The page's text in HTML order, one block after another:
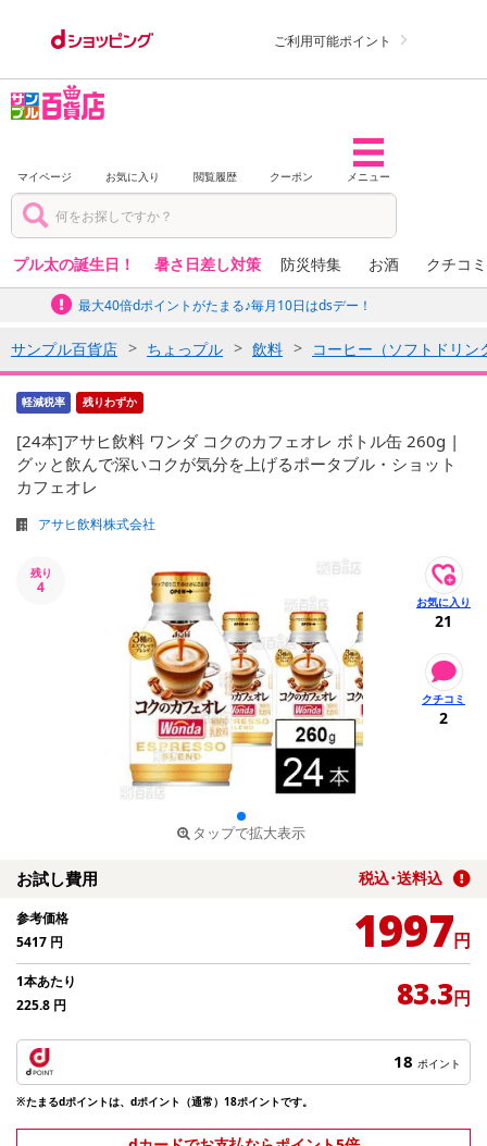
ご利用可能ポイント
マイページ お気に入り 閲覧履歴 クーポン メニュー
プル太の誕生日！ 暑さ日差し対策 防災特集 お酒 クチコ
最大40倍dポイントがたまる♪毎月10日はdsデー！
サンプル百貨店 ちょっプル 飲料 コーヒー（ソフトドリン
軽減税率 残りわずか
[24本]アサヒ飲料 ワンダ コクのカフェオレ ボトル缶 260g |
グッと飲んで深いコクが気分を上げるポータブル・ショット
カフェオレ
アサヒ飲料株式会社
残り
4
タップで拡大表示
21
2
お試し費用 税込･送料込
参考価格
5417 円 1997円
1本あたり
225.8 円 83.3円
18 ポイント
※たまるdポイントは、dポイント（通常）18ポイントです。